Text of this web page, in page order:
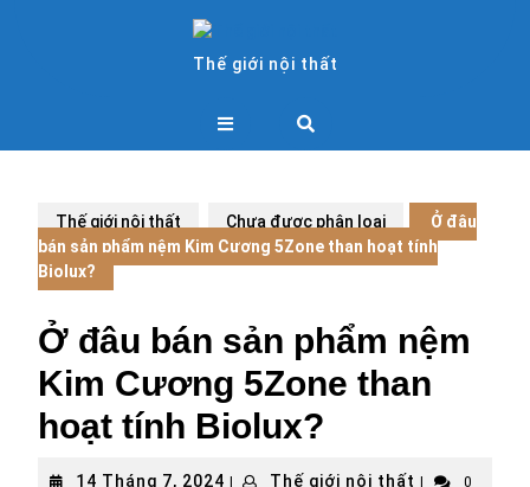
Thế giới nội thất
Open
Thế giới nội thất Chưa được phân loại
Ở đâu
bán sản phẩm nệm Kim Cương 5Zone than hoạt tính
Biolux?
Ở đâu bán sản phẩm nệm
Kim Cương 5Zone than
hoạt tính Biolux?
14 Tháng 7, 2024 14
| Thế giới nội thất Thế
|
0